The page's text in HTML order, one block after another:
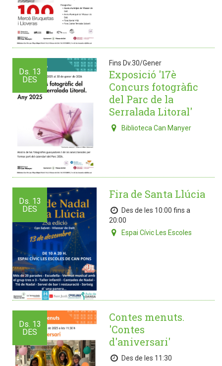
Ds. 13
DES
Fins Dv.30/Gener
Exposició '17è
Concurs fotogràfic
del Parc de la
Serralada Litoral'
Biblioteca Can Manyer
Ds. 13
DES
Fira de Santa Llúcia
Des de les 10:00 fins a
20:00
Espai Cívic Les Escoles
Ds. 13
DES
Contes menuts.
'Contes
d'aniversari'
Des de les 11:30